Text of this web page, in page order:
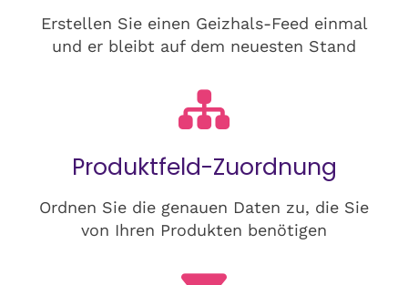
Erstellen Sie einen Geizhals-Feed einmal
und er bleibt auf dem neuesten Stand
Produktfeld-Zuordnung
Ordnen Sie die genauen Daten zu, die Sie
von Ihren Produkten benötigen